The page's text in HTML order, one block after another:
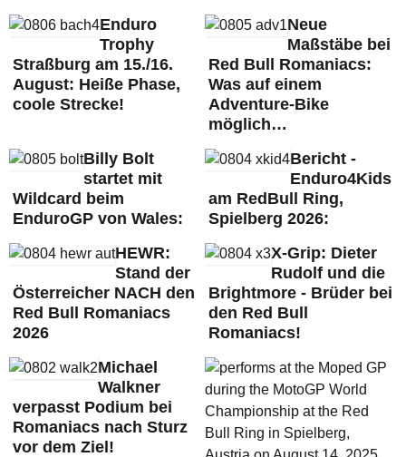
Enduro
Trophy
Straßburg am 15./16.
August: Heiße Phase,
coole Strecke!
Neue
Maßstäbe bei
Red Bull Romaniacs:
Was auf einem
Adventure-Bike
möglich…
Billy Bolt
startet mit
Wildcard beim
EnduroGP von Wales:
Bericht -
Enduro4Kids
am RedBull Ring,
Spielberg 2026:
HEWR:
Stand der
Österreicher NACH den
Red Bull Romaniacs
2026
X-Grip: Dieter
Rudolf und die
Brightmore - Brüder bei
den Red Bull
Romaniacs!
Michael
Walkner
verpasst Podium bei
Romaniacs nach Sturz
vor dem Ziel!